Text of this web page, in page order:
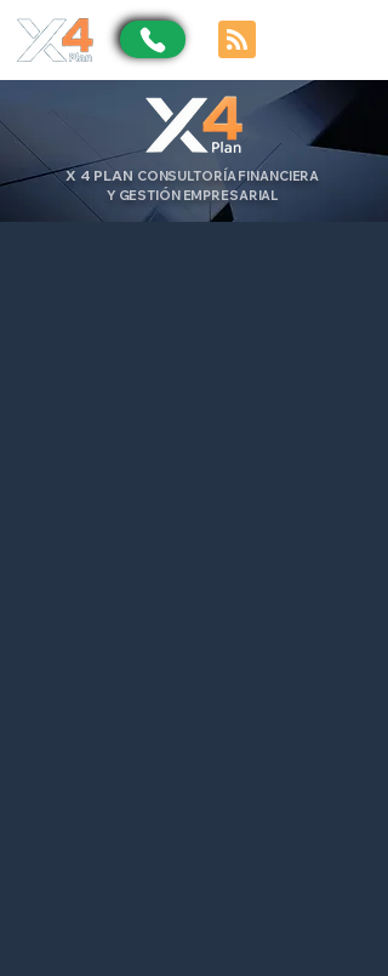
X 4 PLAN CONSULTORÍA FINANCIERA
Y GESTIÓN EMPRESARIAL